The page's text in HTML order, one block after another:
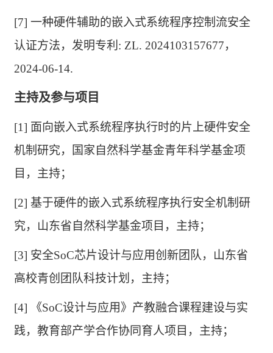
[7]一种硬件辅助的嵌入式系统程序控制流安全
认证方法，发明专利 : ZL. 2024103157677，
2024-06-14.
主持及参与项目
[1] 面向嵌入式系统程序执行时的片上硬件安全
机制研究，国家自然科学基金青年科学基金项
目，主持；
[2]基于硬件的嵌入式系统程序执行安全机制研
究，山东省自然科学基金项目，主持；
[3] 安全SoC芯片设计与应用创新团队，山东省
高校青创团队科技计划，主持；
[4] 《SoC设计与应用》产教融合课程建设与实
践，教育部产学合作协同育人项目，主持；